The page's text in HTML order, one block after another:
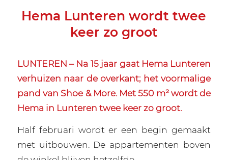
Hema Lunteren wordt twee
keer zo groot
LUNTEREN – Na 15 jaar gaat Hema Lunteren
verhuizen naar de overkant; het voormalige
pand van Shoe & More. Met 550 m² wordt de
Hema in Lunteren twee keer zo groot.
Half februari wordt er een begin gemaakt
met uitbouwen. De appartementen boven